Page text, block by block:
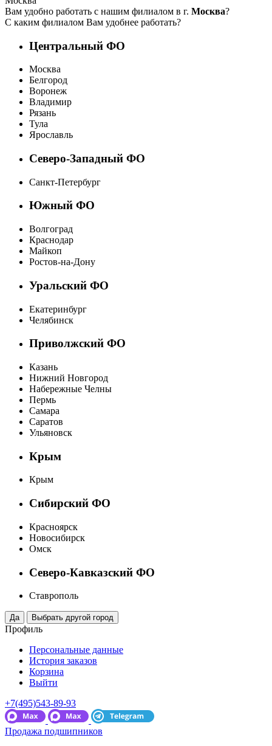
Вам удобно работать с нашим филиалом в г. Москва?
С каким филиалом Вам удобнее работать?
Центральный ФО
Москва
Белгород
Воронеж
Владимир
Рязань
Тула
Ярославль
Северо-Западный ФО
Санкт-Петербург
Южный ФО
Волгоград
Краснодар
Майкоп
Ростов-на-Дону
Уральский ФО
Екатеринбург
Челябинск
Приволжский ФО
Казань
Нижний Новгород
Набережные Челны
Пермь
Самара
Саратов
Ульяновск
Крым
Крым
Сибирский ФО
Красноярск
Новосибирск
Омск
Северо-Кавказский ФО
Ставрополь
Профиль
Персональные данные
История заказов
Корзина
Выйти
+7(495)543-89-93
Продажа подшипников